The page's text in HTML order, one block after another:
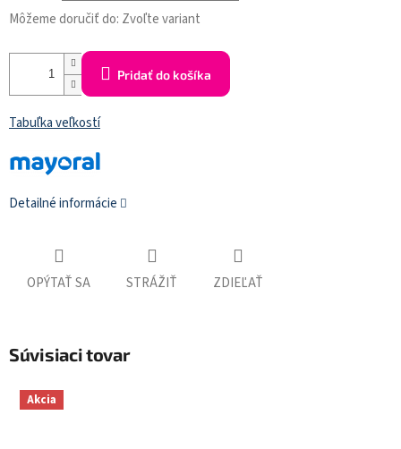
Môžeme doručiť do: Zvoľte variant
Pridať do košíka
Tabuľka veľkostí
Detailné informácie
OPÝTAŤ SA STRÁŽIŤ ZDIEĽAŤ
Súvisiaci tovar
Akcia